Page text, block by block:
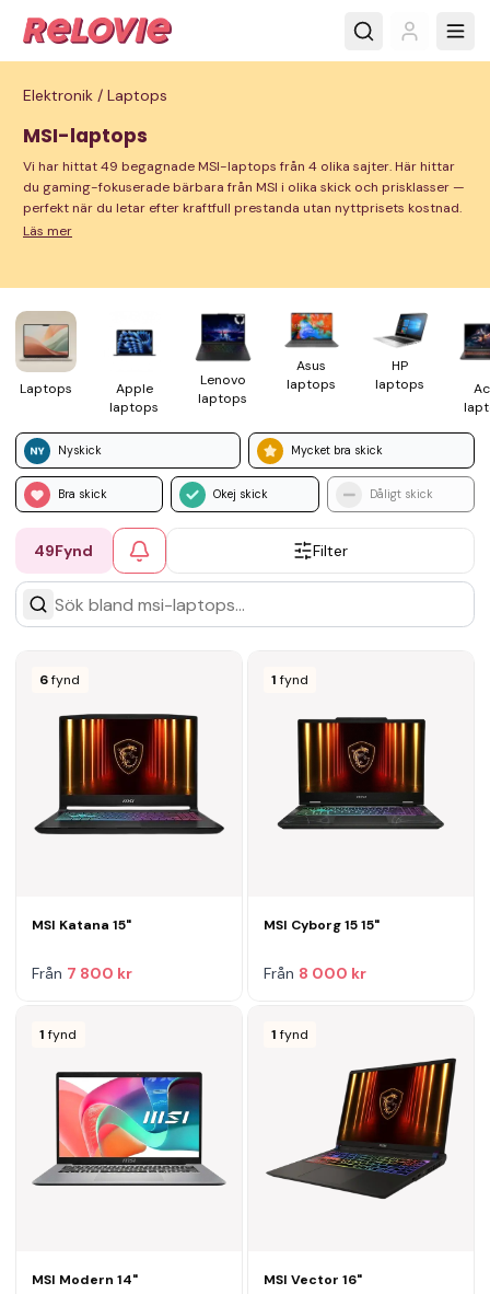
Elektronik / Laptops
MSI-laptops
Vi har hittat 49 begagnade MSI-laptops från 4 olika sajter. Här hittar
du gaming-fokuserade bärbara från MSI i olika skick och prisklasser —
perfekt när du letar efter kraftfull prestanda utan nyttprisets kostnad.
Läs mer
Laptops
Apple
laptops
Lenovo
laptops
Asus
laptops
HP
laptops
Nyskick Mycket bra skick
Bra skick Okej skick Dåligt skick
49Fynd Filter
6 fynd
MSI Katana 15"
Från 7 800 kr
1 fynd
MSI Cyborg 15 15"
Från 8 000 kr
1 fynd
MSI Modern 14"
1 fynd
MSI Vector 16"